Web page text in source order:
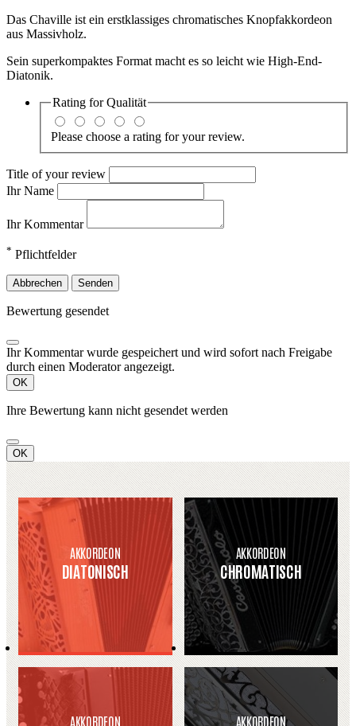
Das Chaville ist ein erstklassiges chromatisches Knopfakkordeon
aus Massivholz.
Sein superkompaktes Format macht es so leicht wie High-End-
Diatonik.
Rating forQualität
Please choose a rating for your review.
Title of your review
Ihr Name
Ihr Kommentar
* Pflichtfelder
Abbrechen Senden
Bewertung gesendet
Ihr Kommentar wurde gespeichert und wird sofort nach Freigabe
durch einen Moderator angezeigt.
OK
Ihre Bewertung kann nicht gesendet werden
OK
AKKORDEON
DIATONISCH
AKKORDEON
CHROMATISCH
AKKORDEON AKKORDEON